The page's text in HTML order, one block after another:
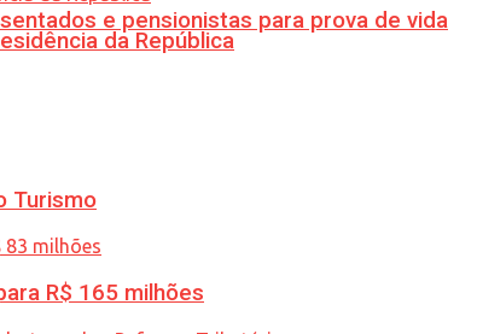
e pensionistas para prova de vida
da República
Turismo
R$ 165 milhões